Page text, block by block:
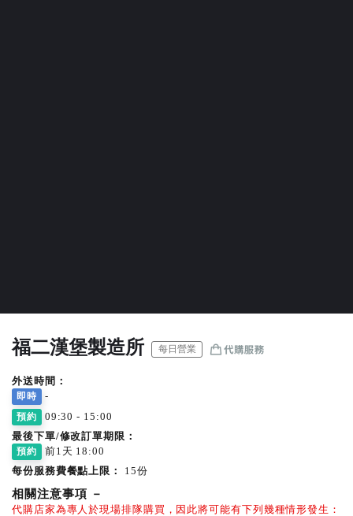
福二漢堡製造所 每日營業
外送時間：
即時 -
預約
09:30 - 15:00
最後下單/修改訂單期限：
預約
前1天 18:00
每份服務費餐點上限： 15份
相關注意事項 －
代購店家為專人於現場排隊購買，因此將可能有下列幾種情形發生：